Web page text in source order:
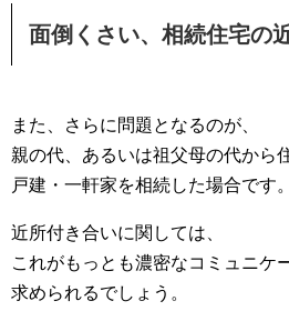
面倒くさい、相続住宅の
また、さらに問題となるのが、
親の代、あるいは祖父母の代から
戸建・一軒家を相続した場合です。
近所付き合いに関しては、
これがもっとも濃密なコミュニケ
求められるでしょう。